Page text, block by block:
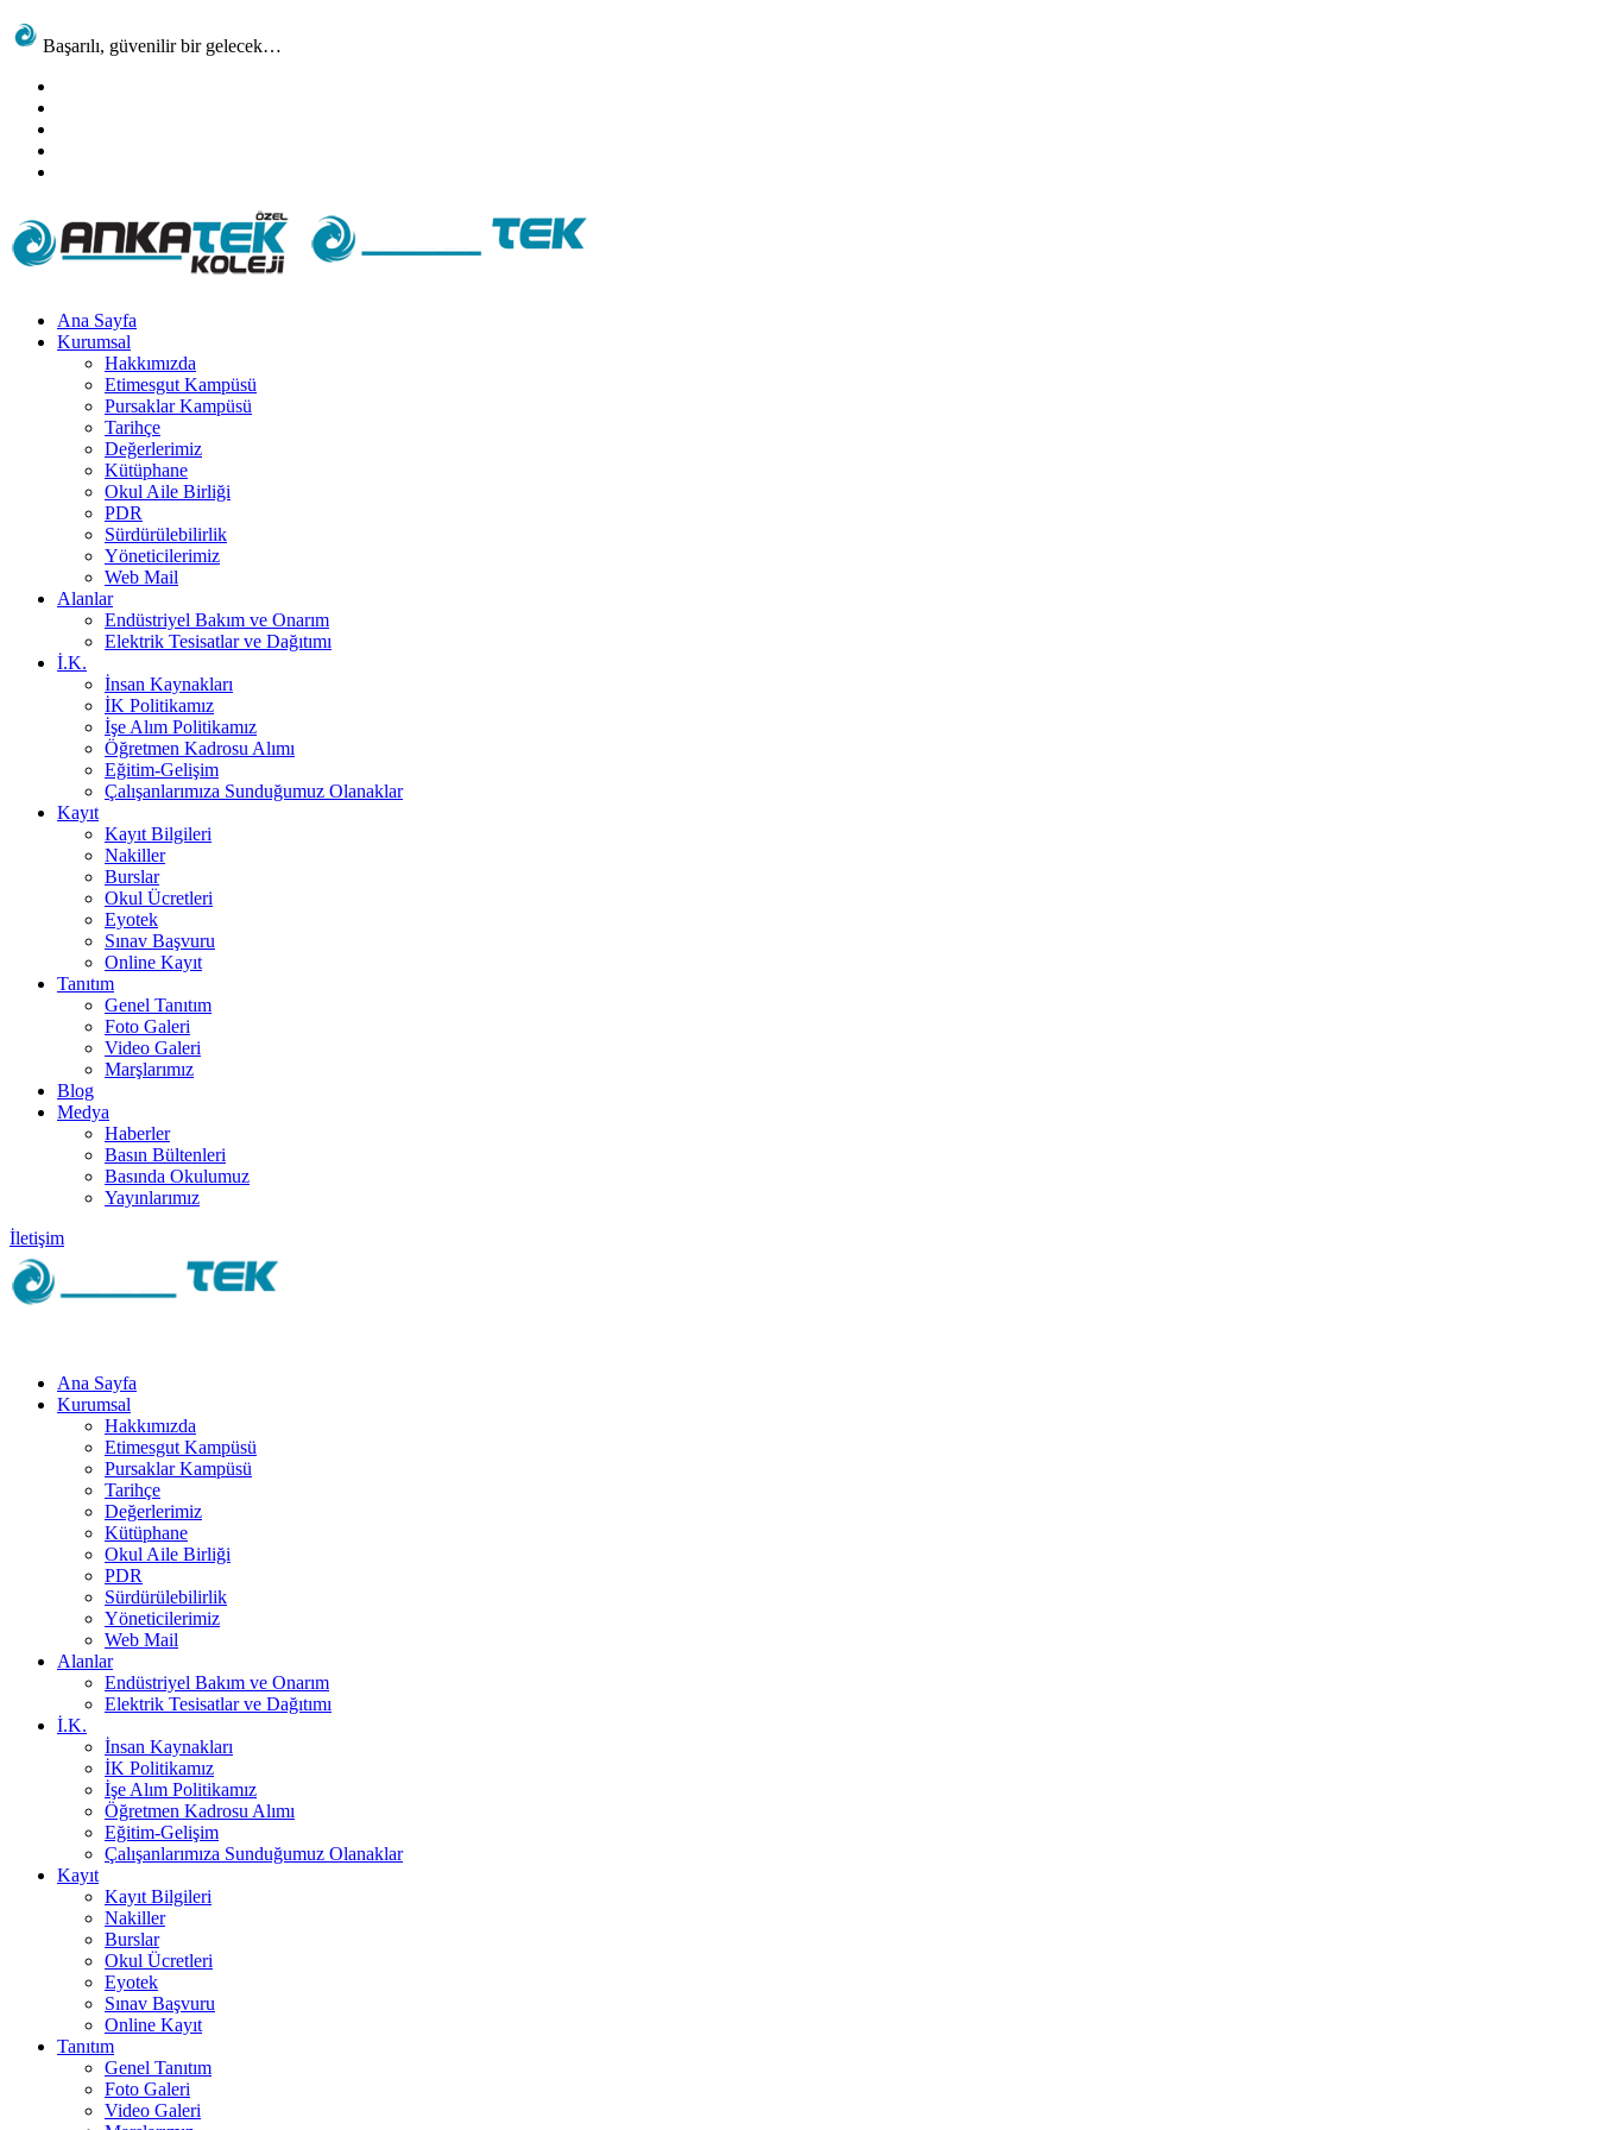
Başarılı, güvenilir bir gelecek…
Ana Sayfa
Kurumsal
Hakkımızda
Etimesgut Kampüsü
Pursaklar Kampüsü
Tarihçe
Değerlerimiz
Kütüphane
Okul Aile Birliği
PDR
Sürdürülebilirlik
Yöneticilerimiz
Web Mail
Alanlar
Endüstriyel Bakım ve Onarım
Elektrik Tesisatlar ve Dağıtımı
İ.K.
İnsan Kaynakları
İK Politikamız
İşe Alım Politikamız
Öğretmen Kadrosu Alımı
Eğitim-Gelişim
Çalışanlarımıza Sunduğumuz Olanaklar
Kayıt
Kayıt Bilgileri
Nakiller
Burslar
Okul Ücretleri
Eyotek
Sınav Başvuru
Online Kayıt
Tanıtım
Genel Tanıtım
Foto Galeri
Video Galeri
Marşlarımız
Blog
Medya
Haberler
Basın Bültenleri
Basında Okulumuz
Yayınlarımız
İletişim
Ana Sayfa
Kurumsal
Hakkımızda
Etimesgut Kampüsü
Pursaklar Kampüsü
Tarihçe
Değerlerimiz
Kütüphane
Okul Aile Birliği
PDR
Sürdürülebilirlik
Yöneticilerimiz
Web Mail
Alanlar
Endüstriyel Bakım ve Onarım
Elektrik Tesisatlar ve Dağıtımı
İ.K.
İnsan Kaynakları
İK Politikamız
İşe Alım Politikamız
Öğretmen Kadrosu Alımı
Eğitim-Gelişim
Çalışanlarımıza Sunduğumuz Olanaklar
Kayıt
Kayıt Bilgileri
Nakiller
Burslar
Okul Ücretleri
Eyotek
Sınav Başvuru
Online Kayıt
Tanıtım
Genel Tanıtım
Foto Galeri
Video Galeri